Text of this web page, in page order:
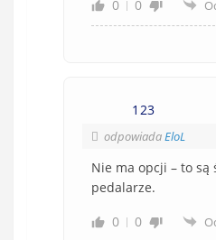
0
0
123
odpowiadaEloL
Nie ma opcji – to są
pedalarze.
0
0